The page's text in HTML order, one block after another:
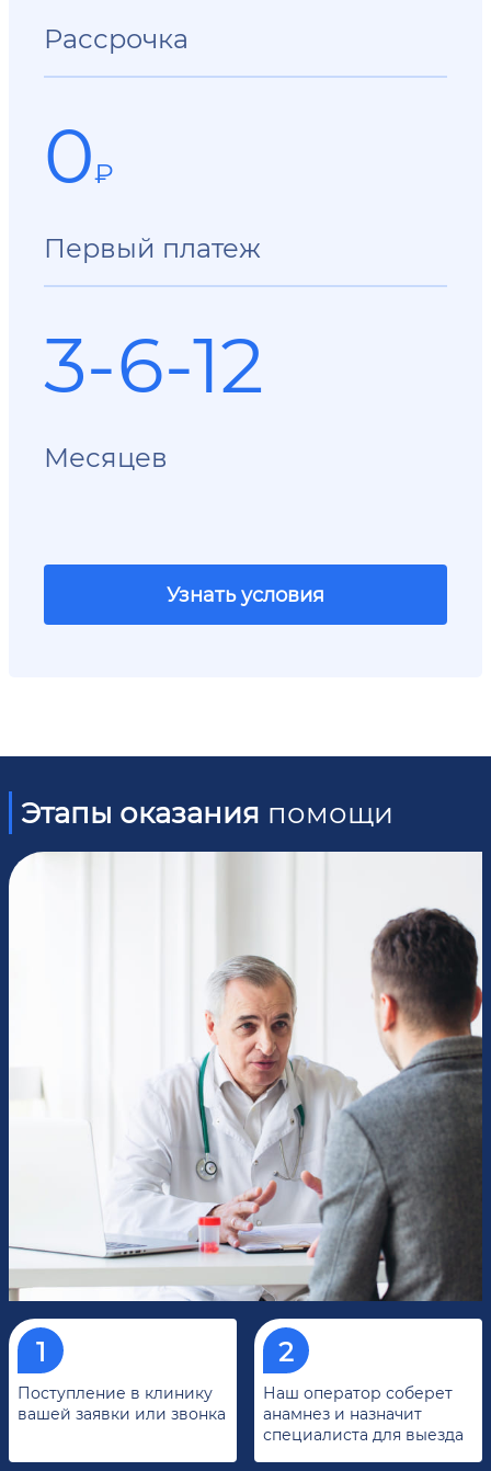
Рассрочка
0₽
Первый платеж
3-6-12
Месяцев
Узнать условия
Этапы оказания помощи
Поступление в клинику
вашей заявки или звонка
Наш оператор соберет
анамнез и назначит
специалиста для выезда